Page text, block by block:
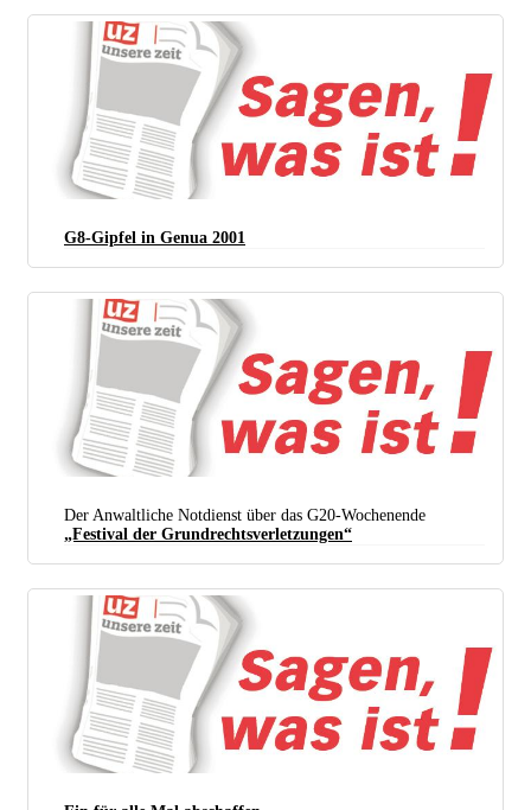
G8-Gipfel in Genua 2001
Der Anwaltliche Notdienst über das G20-Wochenende
„Festival der Grundrechtsverletzungen“